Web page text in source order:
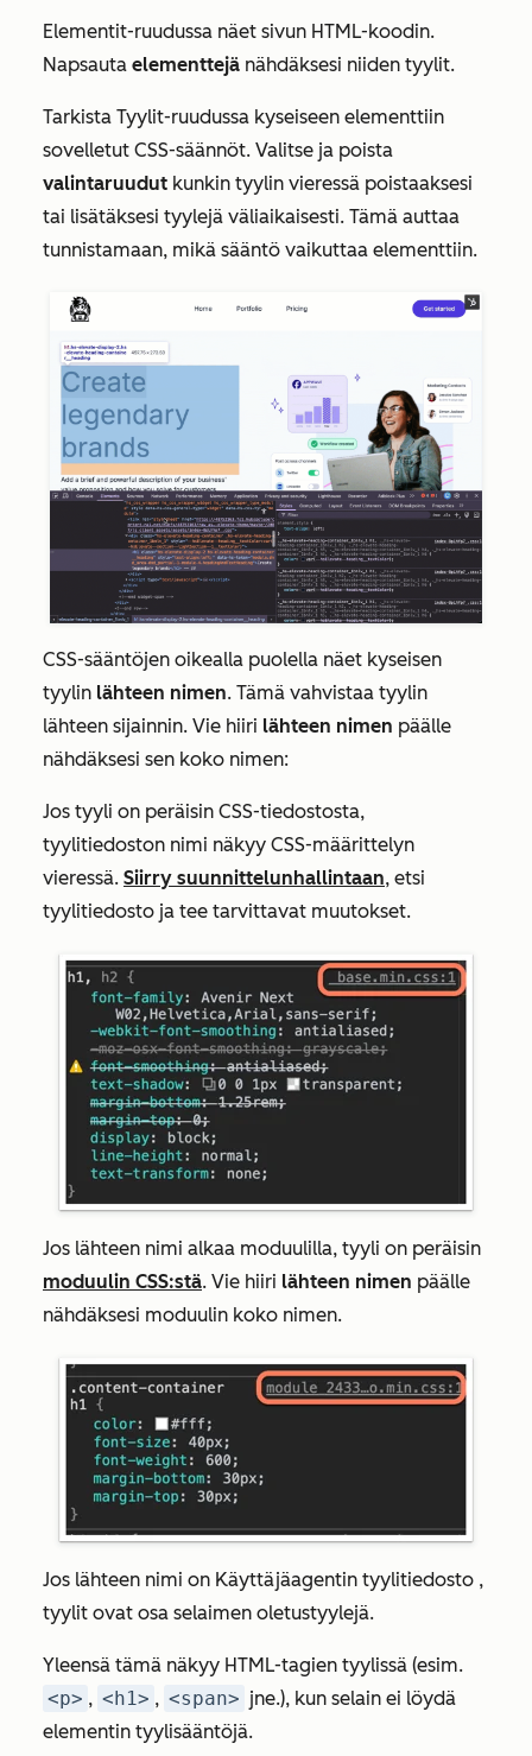
Elementit-ruudussa näet sivun HTML-koodin.
Napsauta elementtejä nähdäksesi niiden tyylit.
Tarkista Tyylit-ruudussa kyseiseen elementtiin
sovelletut CSS-säännöt. Valitse ja poista
valintaruudut kunkin tyylin vieressä poistaaksesi
tai lisätäksesi tyylejä väliaikaisesti. Tämä auttaa
tunnistamaan, mikä sääntö vaikuttaa elementtiin.
CSS-sääntöjen oikealla puolella näet kyseisen
tyylin lähteen nimen. Tämä vahvistaa tyylin
lähteen sijainnin. Vie hiiri lähteen nimen päälle
nähdäksesi sen koko nimen:
Jos tyyli on peräisin CSS-tiedostosta,
tyylitiedoston nimi näkyy CSS-määrittelyn
vieressä. Siirry suunnittelunhallintaan, etsi
tyylitiedosto ja tee tarvittavat muutokset.
Jos lähteen nimi alkaa moduulilla, tyyli on peräisin
moduulin CSS:stä. Vie hiiri lähteen nimen päälle
nähdäksesi moduulin koko nimen.
Jos lähteen nimi on Käyttäjäagentin tyylitiedosto ,
tyylit ovat osa selaimen oletustyylejä.
Yleensä tämä näkyy HTML-tagien tyylissä (esim.
<p> , <h1> , <span> jne.), kun selain ei löydä
elementin tyylisääntöjä.